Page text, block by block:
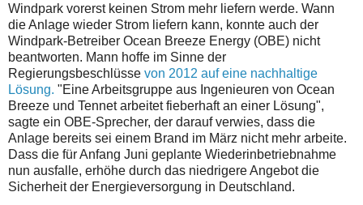
Windpark vorerst keinen Strom mehr liefern werde. Wann
die Anlage wieder Strom liefern kann, konnte auch der
Windpark-Betreiber Ocean Breeze Energy (OBE) nicht
beantworten. Mann hoffe im Sinne der
Regierungsbeschlüsse von 2012 auf eine nachhaltige
Lösung. "Eine Arbeitsgruppe aus Ingenieuren von Ocean
Breeze und Tennet arbeitet fieberhaft an einer Lösung",
sagte ein OBE-Sprecher, der darauf verwies, dass die
Anlage bereits sei einem Brand im März nicht mehr arbeite.
Dass die für Anfang Juni geplante Wiederinbetriebnahme
nun ausfalle, erhöhe durch das niedrigere Angebot die
Sicherheit der Energieversorgung in Deutschland.